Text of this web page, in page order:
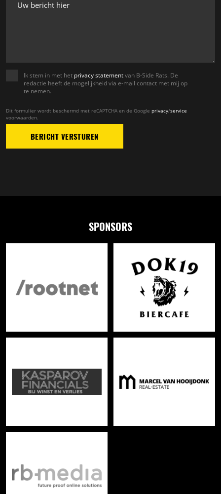
Ik stem in met het privacy statementvan B-Side Rats. De
redactie heeft de mogelijkheid via e-mail contact met mij op
te nemen.
Dit formulier wordt beschermd met reCAPTCHA en de Google privacy/service
voorwaarden.
SPONSORS